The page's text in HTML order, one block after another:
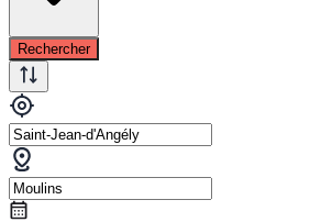
Rechercher